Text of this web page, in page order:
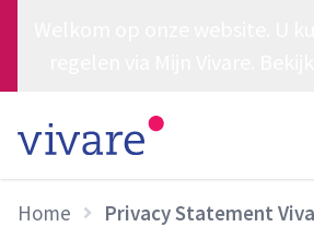
Home Privacy Statement